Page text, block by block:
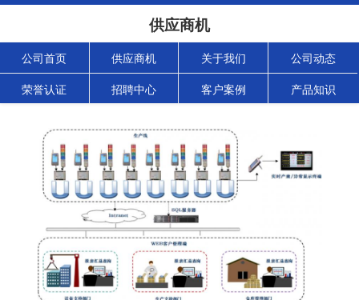
供应商机
公司首页 供应商机 关于我们 公司动态
荣誉认证 招聘中心 客户案例 产品知识